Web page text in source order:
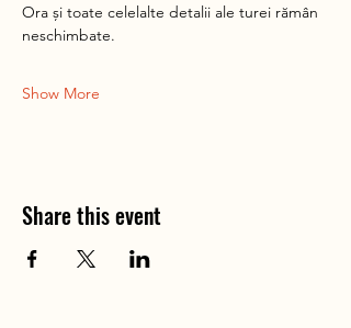
Ora și toate celelalte detalii ale turei rămân
neschimbate.
Show More
Share this event